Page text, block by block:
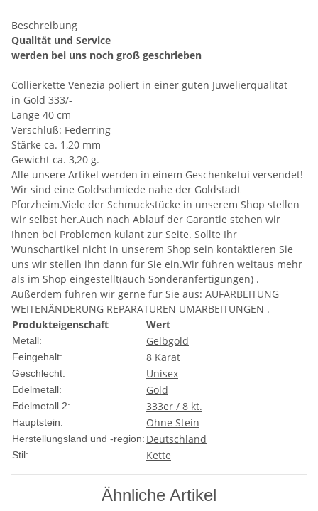
Beschreibung
Qualität und Service
werden bei uns noch groß geschrieben
Collierkette Venezia poliert in einer guten Juwelierqualität
in Gold 333/-
Länge 40 cm
Verschluß: Federring
Stärke ca. 1,20 mm
Gewicht ca. 3,20 g.
Alle unsere Artikel werden in einem Geschenketui versendet!
Wir sind eine Goldschmiede nahe der Goldstadt
Pforzheim.Viele der Schmuckstücke in unserem Shop stellen
wir selbst her.Auch nach Ablauf der Garantie stehen wir
Ihnen bei Problemen kulant zur Seite. Sollte Ihr
Wunschartikel nicht in unserem Shop sein kontaktieren Sie
uns wir stellen ihn dann für Sie ein.Wir führen weitaus mehr
als im Shop eingestellt(auch Sonderanfertigungen) .
Außerdem führen wir gerne für Sie aus: AUFARBEITUNG
WEITENÄNDERUNG REPARATUREN UMARBEITUNGEN .
Produkteigenschaft
Wert
Metall: Gelbgold
Feingehalt: 8 Karat
Geschlecht: Unisex
Edelmetall: Gold
Edelmetall 2: 333er / 8 kt.
Hauptstein: Ohne Stein
Herstellungsland und -region: Deutschland
Stil: Kette
Ähnliche Artikel